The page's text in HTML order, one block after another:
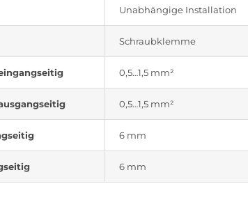
Unabhängige Installation
Schraubklemme
0,5…1,5 mm²
0,5…1,5 mm²
6 mm
6 mm